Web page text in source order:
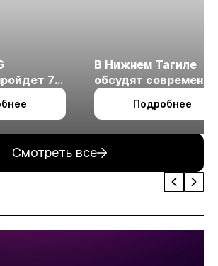
7
В Нижнем Тагиле
обсудят
технологии
измельчения
Подробнее
Смотреть все